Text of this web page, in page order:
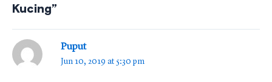
Kucing”
Puput
Jun 10, 2019 at 5:30 pm